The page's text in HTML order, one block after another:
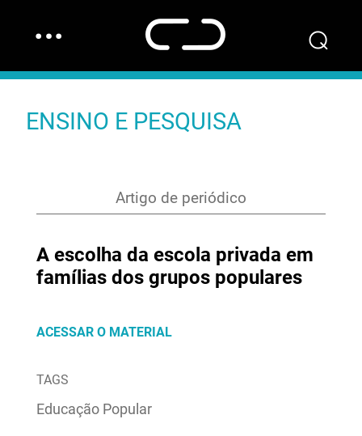
… ⌕
ENSINO E PESQUISA
Artigo de periódico
A escolha da escola privada em
famílias dos grupos populares
ACESSAR O MATERIAL
TAGS
Educação Popular